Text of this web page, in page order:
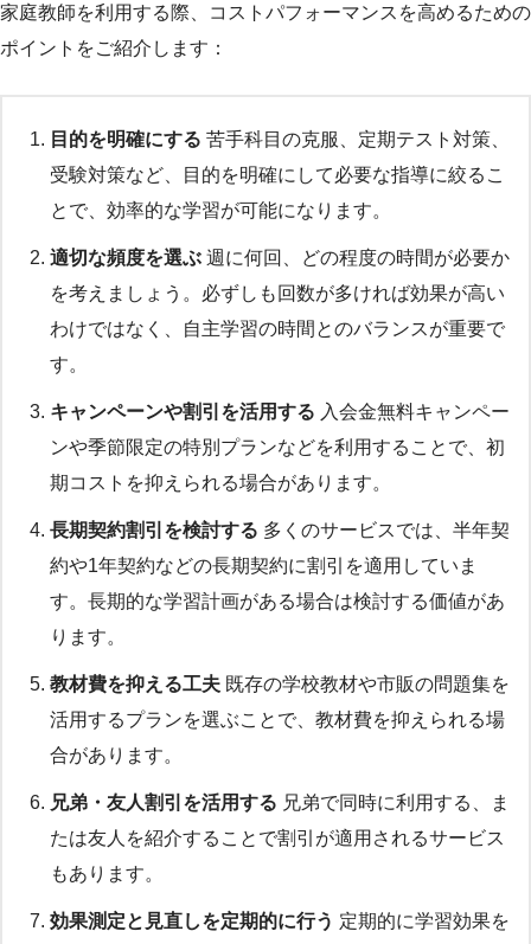
家庭教師を利用する際、コストパフォーマンスを高めるための
ポイントをご紹介します：
目的を明確にする 苦手科目の克服、定期テスト対策、
受験対策など、目的を明確にして必要な指導に絞るこ
とで、効率的な学習が可能になります。
適切な頻度を選ぶ 週に何回、どの程度の時間が必要か
を考えましょう。必ずしも回数が多ければ効果が高い
わけではなく、自主学習の時間とのバランスが重要で
す。
キャンペーンや割引を活用する 入会金無料キャンペー
ンや季節限定の特別プランなどを利用することで、初
期コストを抑えられる場合があります。
長期契約割引を検討する 多くのサービスでは、半年契
約や1年契約などの長期契約に割引を適用していま
す。長期的な学習計画がある場合は検討する価値があ
ります。
教材費を抑える工夫 既存の学校教材や市販の問題集を
活用するプランを選ぶことで、教材費を抑えられる場
合があります。
兄弟・友人割引を活用する 兄弟で同時に利用する、ま
たは友人を紹介することで割引が適用されるサービス
もあります。
効果測定と見直しを定期的に行う 定期的に学習効果を